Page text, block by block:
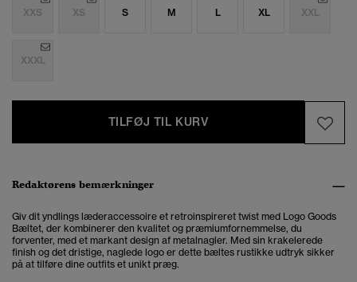
XXS XS S M L XL XXL
XXXL
TILFØJ TIL KURV
Redaktørens bemærkninger
Giv dit yndlings læderaccessoire et retroinspireret twist med Logo Goods
Bæltet, der kombinerer den kvalitet og præmiumfornemmelse, du
forventer, med et markant design af metalnagler. Med sin krakelerede
finish og det dristige, naglede logo er dette bæltes rustikke udtryk sikker
på at tilføre dine outfits et unikt præg.